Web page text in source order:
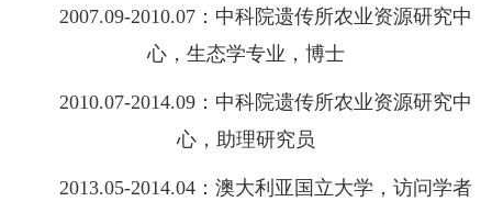
2007.09-2010.07：中科院遗传所农业资源研究中
心，生态学专业，博士
2010.07-2014.09：中科院遗传所农业资源研究中
心，助理研究员
2013.05-2014.04：澳大利亚国立大学，访问学者